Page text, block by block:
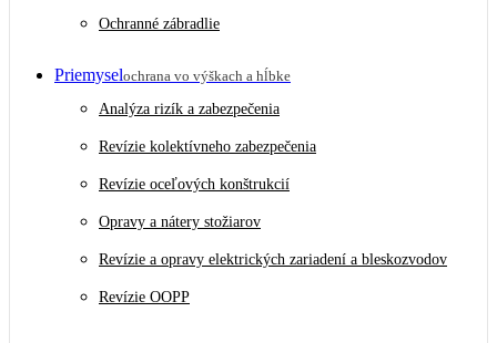
Ochranné zábradlie
Priemyselochrana vo výškach a hĺbke
Analýza rizík a zabezpečenia
Revízie kolektívneho zabezpečenia
Revízie oceľových konštrukcií
Opravy a nátery stožiarov
Revízie a opravy elektrických zariadení a bleskozvodov
Revízie OOPP